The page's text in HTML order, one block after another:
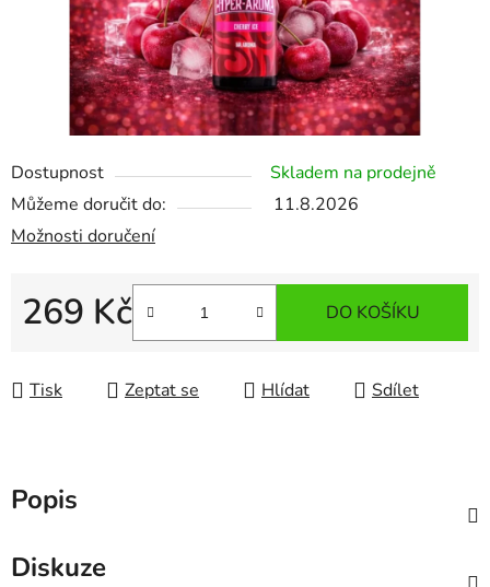
Dostupnost
Skladem na prodejně
Můžeme doručit do:
11.8.2026
Možnosti doručení
269 Kč DO KOŠÍKU
Tisk Zeptat se Hlídat Sdílet
Popis
Diskuze